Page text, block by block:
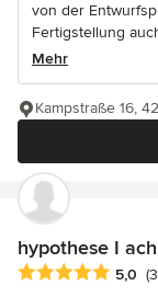
von der
Fertigstellung
Mehr
Kampstraße 16,
hypothese I
Durchschnittliche
5,0